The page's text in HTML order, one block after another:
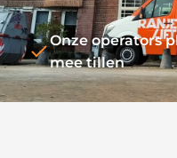
Onze operators
mee tillen